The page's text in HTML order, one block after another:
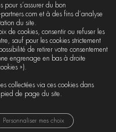
Contact
POLITIQUE
COOKIES
pour s’assurer du bon
et à des fins d’analyse
du site.
de cookies, consentir ou refuser les
sauf pour les cookies strictement
de retirer votre consentement
engrenage en bas à droite
»).
collectées via ces cookies dans
de page du site.
Personnaliser mes choix